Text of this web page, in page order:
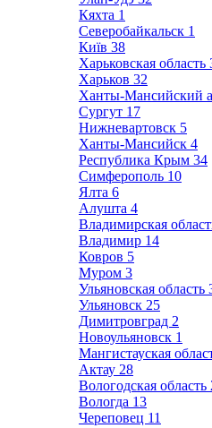
Кяхта 1
Северобайкальск 1
Київ 38
Харьковская область
Харьков 32
Ханты-Мансийский
Сургут 17
Нижневартовск 5
Ханты-Мансийск 4
Республика Крым 34
Симферополь 10
Ялта 6
Алушта 4
Владимирская
Владимир 14
Ковров 5
Муром 3
Ульяновская область
Ульяновск 25
Димитровград 2
Новоульяновск 1
Мангистауская
Актау 28
Вологодская область
Вологда 13
Череповец 11